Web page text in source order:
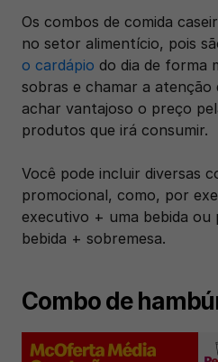
Os combos de comida
no setor alimentício, pois
o cardápio do dia de forma
sobras e chamar a
achar vantajoso o preço
produtos que irá consumir.
Você pode incluir diversas
promocional, como, por
executivo + uma bebida ou
bebida + sobremesa.
Combo de